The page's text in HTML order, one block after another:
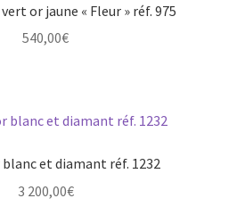
or jaune « Fleur » réf. 975
540,00€
et diamant réf. 1232
3 200,00€